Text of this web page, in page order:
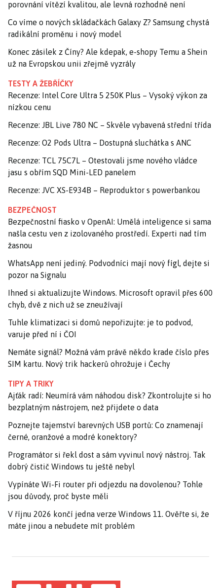
porovnání vítězí kvalitou, ale levná rozhodně není
Co víme o nových skládačkách Galaxy Z? Samsung chystá
radikální proměnu i nový model
Konec zásilek z Číny? Ale kdepak, e-shopy Temu a Shein
už na Evropskou unii zřejmě vyzrály
TESTY A ŽEBŘÍČKY
Recenze: Intel Core Ultra 5 250K Plus – Vysoký výkon za
nízkou cenu
Recenze: JBL Live 780 NC – Skvěle vybavená střední třída
Recenze: O2 Pods Ultra – Dostupná sluchátka s ANC
Recenze: TCL 75C7L – Otestovali jsme nového vládce
jasu s obřím SQD Mini-LED panelem
Recenze: JVC XS-E934B – Reproduktor s powerbankou
BEZPEČNOST
Bezpečnostní fiasko v OpenAI: Umělá inteligence si sama
našla cestu ven z izolovaného prostředí. Experti nad tím
žasnou
WhatsApp není jediný. Podvodníci mají nový fígl, dejte si
pozor na Signalu
Ihned si aktualizujte Windows. Microsoft opravil přes 600
chyb, dvě z nich už se zneužívají
Tuhle klimatizaci si domů nepořizujte: je to podvod,
varuje před ní i ČOI
Nemáte signál? Možná vám právě někdo krade číslo přes
SIM kartu. Nový trik hackerů ohrožuje i Čechy
TIPY A TRIKY
Ajťák radí: Neumírá vám náhodou disk? Zkontrolujte si ho
bezplatným nástrojem, než přijdete o data
Poznejte tajemství barevných USB portů: Co znamenají
černé, oranžové a modré konektory?
Programátor si řekl dost a sám vyvinul nový nástroj. Tak
dobrý čistič Windows tu ještě nebyl
Vypínáte Wi-Fi router při odjezdu na dovolenou? Tohle
jsou důvody, proč byste měli
V říjnu 2026 končí jedna verze Windows 11. Ověřte si, že
máte jinou a nebudete mít problém